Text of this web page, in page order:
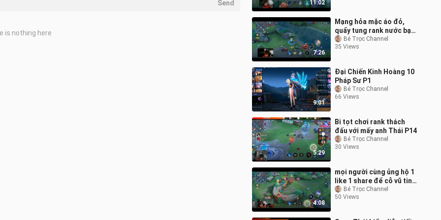
11:02
7:26
Mạng hỏa mặc áo đỏ,
quẩy tung rank nước bạn
P16Bé Trọc Channel
35 Views
9:01
Đại Chiến Kinh Hoàng 10
Pháp Sư P1
Bé Trọc Channel
66 Views
5:29
Bi tọt chơi rank thách
đấu với mấy anh Thái P14
Bé Trọc Channel
30 Views
4:08
mọi người cùng ủng hộ 1
like 1 share để cỗ vũ tinh
thần cho 2 mc và 2 khách
mời vui tính nhé ...!!
Bé Trọc Channel
50 Views
Send
is nothing here